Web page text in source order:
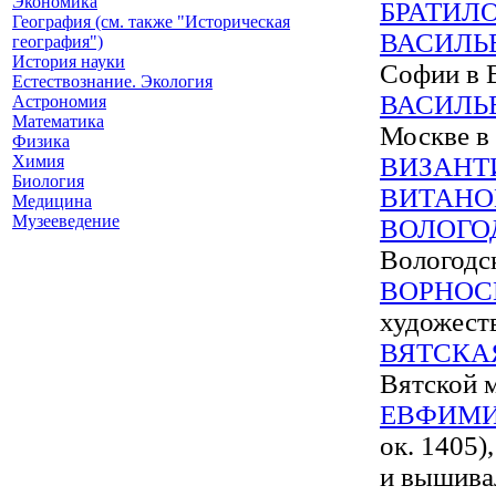
География (см. также "Историческая
география")
История науки
Естествознание. Экология
Астрономия
Математика
Физика
Химия
Биология
Медицина
Музееведение
Софии в
Москве
Вятской
ок.
и